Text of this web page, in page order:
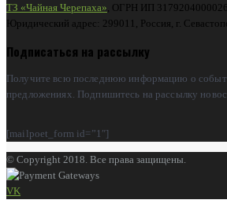
ТЗ «Чайная Черепаха» , ОГРН ИП
Юридический адрес: 299011, Россия, г.
Подписаться на рассылку
Получите всю последнюю информацию о
предложениях. Подпишитесь на рассылку
[mailpoet_form id=”1″]
© Copyright 2018. Все права защищены.
VK